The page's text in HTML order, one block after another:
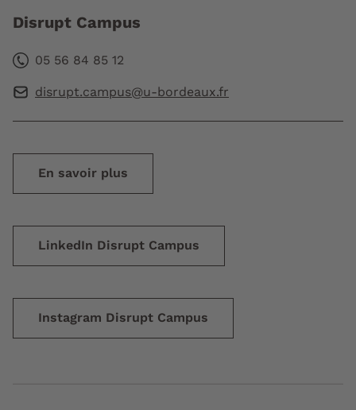
Disrupt Campus
05 56 84 85 12
disrupt.campus@u-bordeaux.fr
En savoir plus
LinkedIn Disrupt Campus
Instagram Disrupt Campus